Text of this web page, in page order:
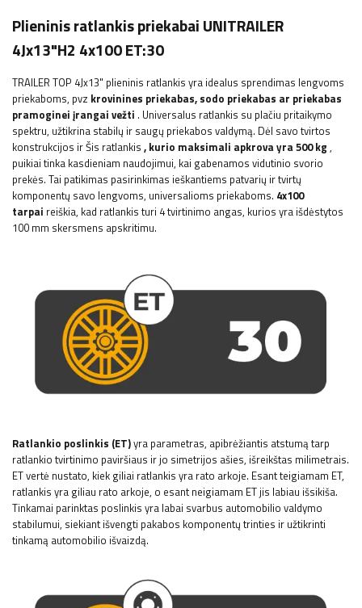
Plieninis ratlankis priekabai UNITRAILER
4Jx13"H2 4x100 ET:30
TRAILER TOP 4Jx13" plieninis ratlankis yra idealus sprendimas lengvoms
priekaboms, pvz krovinines priekabas, sodo priekabas ar priekabas
pramoginei įrangai vežti . Universalus ratlankis su plačiu pritaikymo
spektru, užtikrina stabilų ir saugų priekabos valdymą. Dėl savo tvirtos
konstrukcijos irŠis ratlankis , kurio maksimali apkrova yra 500 kg ,
puikiai tinka kasdieniam naudojimui, kai gabenamos vidutinio svorio
prekės. Tai patikimas pasirinkimas ieškantiems patvarių ir tvirtų
komponentų savo lengvoms, universalioms priekaboms. 4x100
tarpai reiškia, kad ratlankis turi 4 tvirtinimo angas, kurios yra išdėstytos
100 mm skersmens apskritimu.
Ratlankio poslinkis (ET)yra parametras, apibrėžiantis atstumą tarp
ratlankio tvirtinimo paviršiaus ir jo simetrijos ašies, išreikštas milimetrais.
ET vertė nustato, kiek giliai ratlankis yra rato arkoje. Esant teigiamam ET,
ratlankis yra giliau rato arkoje, o esant neigiamam ET jis labiau išsikiša.
Tinkamai parinktas poslinkis yra labai svarbus automobilio valdymo
stabilumui, siekiant išvengti pakabos komponentų trinties ir užtikrinti
tinkamą automobilio išvaizdą.